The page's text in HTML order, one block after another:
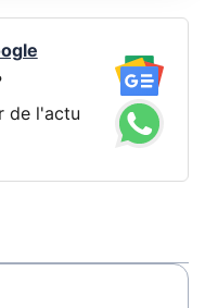
de l'actu